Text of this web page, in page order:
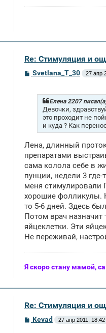
Re: Стимуляция и
СSvetlana_T_30 27 апр
Елена 2207
Девочки,
это проходит не
и куда ? Как
Лена, длинный
препаратами
сама колола себе в
пунции, недели 3
меня стимулировали
хорошие фолликулы.
то 5-6 дней. Здесь
Потом врач
яйцеклетки. Эти
Не переживай,
Я скоро стану мамой,
Re: Стимуляция и
СKevad 27 апр 2011, 18:42